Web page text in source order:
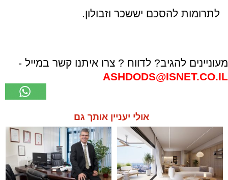
לתרומות להסכם יששכר וזבולון.
מעוניינים להגיב? לדווח ? צרו איתנו קשר במייל -
ASHDODS@ISNET.CO.IL
אולי יעניין אותך גם